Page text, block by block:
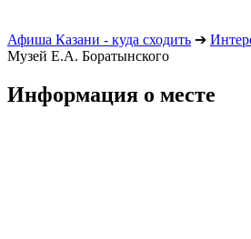
Афиша Казани - куда сходить ➔
Музей Е.А. Боратынского
Информация о месте